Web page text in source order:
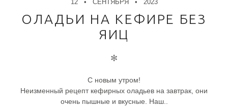
12 СЕНТЯБРЯ 2023
ОЛАДЬИ НА КЕФИРЕ БЕЗ
ЯИЦ
✻
С новым утром!
Неизменный рецепт кефирных оладьев на завтрак, они
очень пышные и вкусные. Наш..